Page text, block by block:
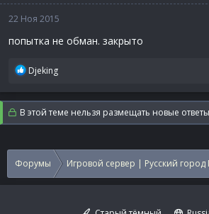
22 Ноя 2015
попытка не обман. закрыто
Р
а
к
ц
:
Djeking
В этой теме нельзя размещать новые
Форумы Игровой сервер | Русский